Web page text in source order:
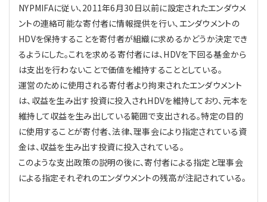
NYPMIFAに従い、2011年6月30日以前に設定されたエンダウメ
ントの連絡可能な寄付者に情報提供を行い、エンダウメントの
HDVを保持することを寄付者が組織に求めるかどうか決定でき
るようにした。これを求める寄付者には、HDVを下回る基金から
は支出を行わないことで価値を維持することとしている。
運営のために使用される寄付者より拘束されたエンダウメント
は、収益を生み出す投資に投入されHDVを維持しており、元本を
維持して収益を生み出している範囲で支出される。特定の目的
に使用することが寄付者、法律、理事会により指定されている資
金は、収益を生み出す投資に投入されている。
このような支出政策の説明の後に、寄付者による指定と理事会
による指定それぞれのエンダウメントの残高が注記されている。